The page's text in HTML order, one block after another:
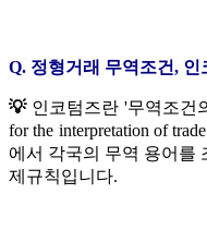
Q. 정형거래 무역조건,
💡인코텀즈란 '무역조건
for the interpretation of
에서 각국의 무역 용어를
제규칙입니다.